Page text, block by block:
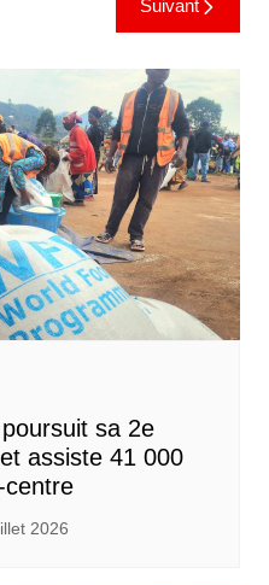
Suivant
sa 2e
assiste 41 000
centre
2026